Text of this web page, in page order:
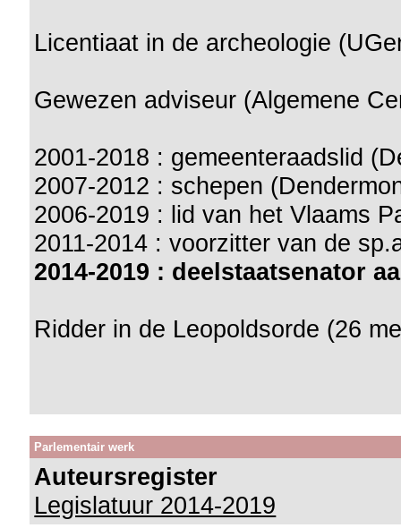
Licentiaat in de archeologie
Gewezen adviseur (Algemene
2001-2018 : gemeenteraadslid
2007-2012 : schepen
2006-2019 : lid van het Vlaams
2011-2014 : voorzitter van de
2014-2019 : deelstaatsenator
Ridder in de Leopoldsorde (26
Parlementair werk
Auteursregister
Legislatuur 2014-2019